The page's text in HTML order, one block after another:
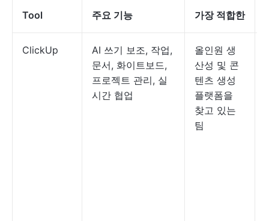
Tool 주요 기능 가장 적합한
ClickUp
AI 쓰기 보조, 작업,
문서, 화이트보드,
프로젝트 관리, 실
시간 협업
올인원 생
산성 및 콘
텐츠 생성
플랫폼을
찾고 있는
팀